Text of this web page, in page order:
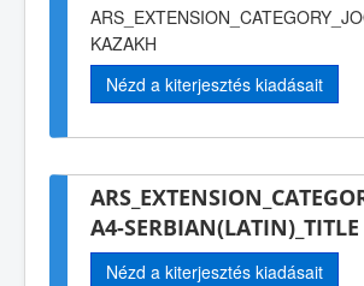
KAZAKH
Nézd a kiterjesztés kiadásait
A4-SERBIAN(LATIN)_TITLE
Nézd a kiterjesztés kiadásait